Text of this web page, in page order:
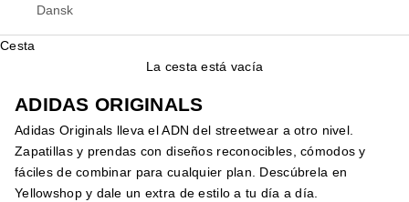
Dansk
Cesta
La cesta está vacía
ADIDAS ORIGINALS
Adidas Originals lleva el ADN del streetwear a otro nivel.
Zapatillas y prendas con diseños reconocibles, cómodos y
fáciles de combinar para cualquier plan. Descúbrela en
Yellowshop y dale un extra de estilo a tu día a día.